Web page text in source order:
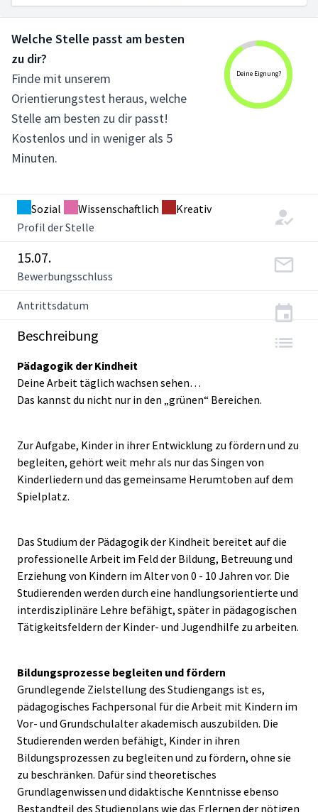
Deine Eignung?
Welche Stelle passt am besten
zu dir?
Finde mit unserem
Orientierungstest heraus, welche
Stelle am besten zu dir passt!
Kostenlos und in weniger als 5
Minuten.
Sozial Wissenschaftlich
Kreativ
Profil der Stelle
15.07.
Bewerbungsschluss
Antrittsdatum
Beschreibung
Pädagogik der Kindheit
Deine Arbeit täglich wachsen sehen…
Das kannst du nicht nur in den „grünen“ Bereichen.
Zur Aufgabe, Kinder in ihrer Entwicklung zu fördern und zu
begleiten, gehört weit mehr als nur das Singen von
Kinderliedern und das gemeinsame Herumtoben auf dem
Spielplatz.
Das Studium der Pädagogik der Kindheit bereitet auf die
professionelle Arbeit im Feld der Bildung, Betreuung und
Erziehung von Kindern im Alter von 0 - 10 Jahren vor. Die
Studierenden werden durch eine handlungsorientierte und
interdisziplinäre Lehre befähigt, später in pädagogischen
Tätigkeitsfeldern der Kinder- und Jugendhilfe zu arbeiten.
Bildungsprozesse begleiten und fördern
Grundlegende Zielstellung des Studiengangs ist es,
pädagogisches Fachpersonal für die Arbeit mit Kindern im
Vor- und Grundschulalter akademisch auszubilden. Die
Studierenden werden befähigt, Kinder in ihren
Bildungsprozessen zu begleiten und zu fördern, ohne sie
zu beschränken. Dafür sind theoretisches
Grundlagenwissen und didaktische Kenntnisse ebenso
Bestandteil des Studienplans wie das Erlernen der nötigen